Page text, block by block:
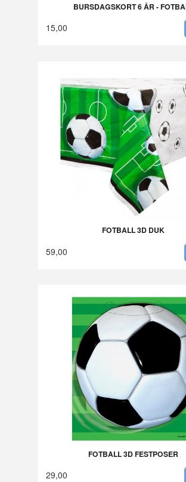
BURSDAGSKORT 6 ÅR -
15,00
FOTBALL 3D DUK
59,00
FOTBALL 3D FESTPOSER
29,00